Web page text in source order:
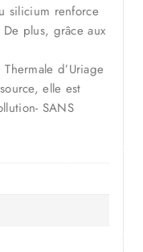
silicium renforce
plus, grâce aux
d’Uriage
elle est
SANS